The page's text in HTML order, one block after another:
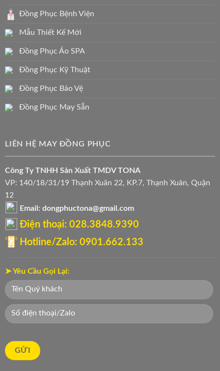
Đồng Phục Bệnh Viện
Mẫu Thiết Kế Mới
Đồng Phục Áo SPA
Đồng Phục Kỹ Thuật
Đồng Phục Bảo Vệ
Đồng Phục May Sẵn
LIÊN HỆ MAY ĐỒNG PHỤC
Công Ty TNHH Sản Xuất TMDV TONA
VP: 140/18/31/19 Thạnh Xuân 22, KP.7, Thạnh Xuân, Quận
12
Email: dongphuctona@gmail.com
Điện thoại: ‭028.3848.9390‬
Hotline/Zalo: 0901.662.133
➤ Yêu Cầu Gọi Lại: